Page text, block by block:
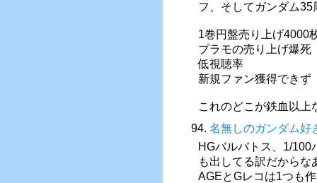
フ、そしてガンダム
1巻円盤売り上げ4000
プラモの売り上げ爆死
低視聴率
新規ファン獲得できず
これのどこが鉄血以上
94. 名無しのガンダム好
HGバルバトス、1/100
も出してる訳だからな
AGEとGレコは1つも